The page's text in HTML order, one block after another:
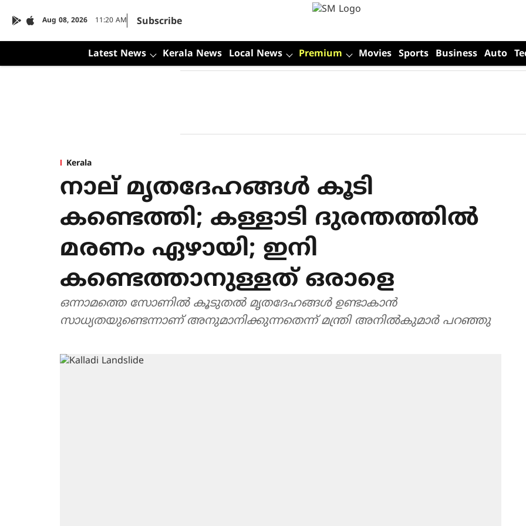
Aug 08, 2026 11:20 AM Subscribe
Latest News Kerala News Local News Premium Movies Sports Business Auto
Kerala
നാല് മൃതദേഹങ്ങൾ കൂടി
കണ്ടെത്തി; കള്ളാടി ദുരന്തത്തില്‍
മരണം ഏഴായി; ഇനി
കണ്ടെത്താനുള്ളത് ഒരാളെ
ഒന്നാമത്തെ സോണില്‍ കൂടുതല്‍ മൃതദേഹങ്ങള്‍ ഉണ്ടാകാന്‍
സാധ്യതയുണ്ടെന്നാണ് അനുമാനിക്കുന്നതെന്ന് മന്ത്രി അനിൽകുമാർ പറഞ്ഞു